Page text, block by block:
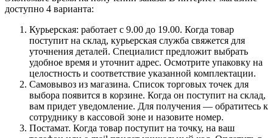
доступно 4 варианта:
Курьерская: работает с 9.00 до 19.00. Когда товар
поступит на склад, курьерская служба свяжется для
уточнения деталей. Специалист предложит выбрать
удобное время и уточнит адрес. Осмотрите упаковку на
целостность и соответствие указанной комплектации.
Самовывоз из магазина. Список торговых точек для
выбора появится в корзине. Когда он поступит на склад,
вам придет уведомление. Для получения — обратитесь к
сотруднику в кассовой зоне и назовите номер.
Постамат. Когда товар поступит на точку, на ваш